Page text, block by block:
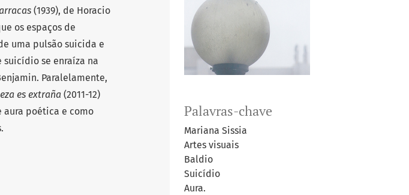
Palavras-chave
Mariana Sissia
Artes visuais
Baldio
Suicídio
Aura.
(1939), de Horacio
os espaços de
uma pulsão suicida e
suicídio se enraíza na
Paralelamente,
es extraña (2011-12)
aura poética e como